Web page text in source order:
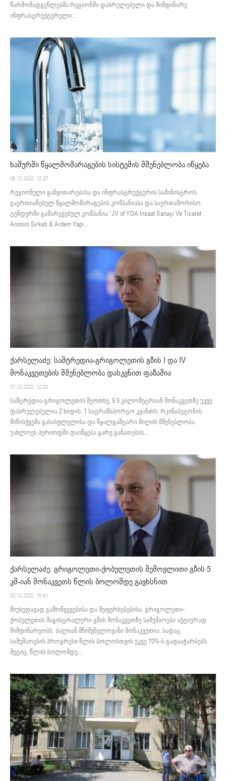
წარმომადგენლებმა რეგიონში დასრულებული და მიმდინარე
ინფრასტრუქტურული...
ხაშურში წყალმომარაგების სისტემის მშენებლობა იწყება
08.12.2022. 12:27
რეგიონული განვითარებისა და ინფრასტრუქტურის სამინისტროს
გაერთიანებულ წყალმომარაგების კომპანიასა და საერთაშორისო
ტენდერში გამარჯვებულ კომპანია “JV of YDA Insaat Sanayi Ve Ticaret
Anonim Sirketi & Ardem Yapi...
ქარსელაძე: სამტრედია-გრიგოლეთის გზის I და IV
მონაკვეთების მშენებლობა დასკვნით ფაზაშია
07.12.2022. 12:02
სამტრედია-გრიგოლეთის მეოთხე, 9.5 კილომეტრიან მონაკვეთზე უკვე
დასრულებულია 2 ხიდის, 1 სატრანსპორტო კვანძის, რკინაბეტონის
მიწისქვეშა გასასვლელისა და წყალგამტარი მილის მშენებლობა.
უახლოეს პერიოდში დაიწყება გარე განათების...
ქარსელაძე: გრიგოლეთი-ქობულეთის შემოვლითი გზის 5
კმ-იან მონაკვეთს წლის ბოლომდე გავხსნით
02.12.2022. 15:41
მიუხედავად გამოწვევებისა და შეფერხებებისა, გრიგოლეთი-
ქობულეთის მაგისტრალური გზის მონაკვეთზე სამუშაოები აქტიურად
მიმდინარეობს. ძალიან მნიშვნელოვანი მონაკვეთია, სადაც
სამუშაოების პროგრესი წლის ბოლოსთვის უკვე 70%-ს გადააჭარბებს.
მეტიც, წლის ბოლომდე...